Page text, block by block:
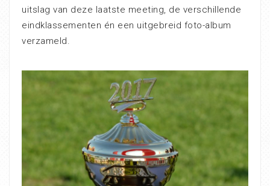
uitslag van deze laatste meeting, de verschillende
eindklassementen én een uitgebreid foto-album
verzameld.